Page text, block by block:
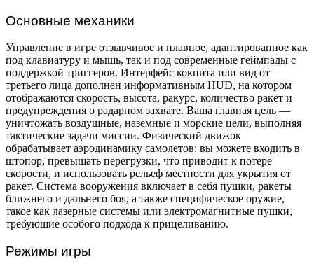
Основные механики
Управление в игре отзывчивое и плавное, адаптированное как
под клавиатуру и мышь, так и под современные геймпады с
поддержкой триггеров. Интерфейс кокпита или вид от
третьего лица дополнен информативным HUD, на котором
отображаются скорость, высота, ракурс, количество ракет и
предупреждения о радарном захвате. Ваша главная цель —
уничтожать воздушные, наземные и морские цели, выполняя
тактические задачи миссии. Физический движок
обрабатывает аэродинамику самолетов: вы можете входить в
штопор, превышать перегрузки, что приводит к потере
скорости, и использовать рельеф местности для укрытия от
ракет. Система вооружения включает в себя пушки, ракеты
ближнего и дальнего боя, а также специфическое оружие,
такое как лазерные системы или электромагнитные пушки,
требующие особого подхода к прицеливанию.
Режимы игры